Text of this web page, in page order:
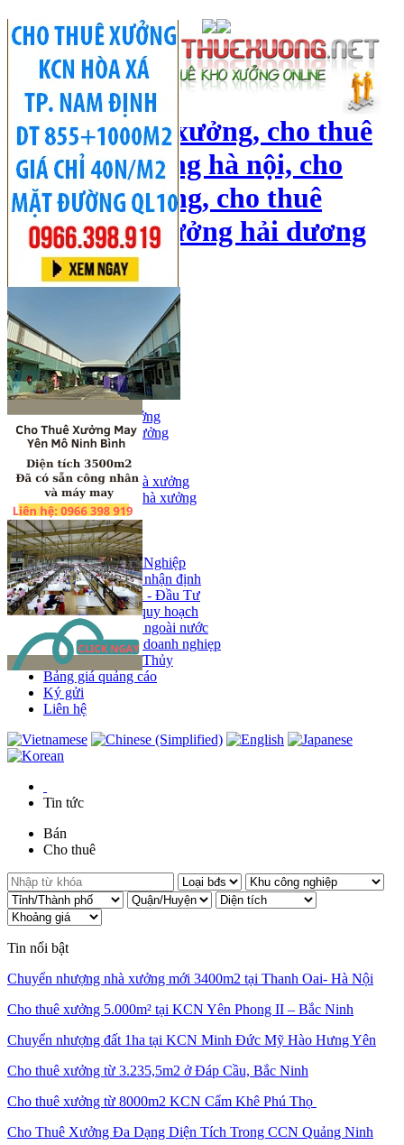
cho thuê kho xưởng, cho thuê
kho, kho xưởng hà nội, cho
thuê nhà xưởng, cho thuê
xưởng, kho xưởng hải dương
Hotline:0966 398 919
Đăng ký
Đăng tin bán/cho thuê
Trang chủ
Bán kho, nhà xưởng
Bán kho xưởng
Kho
Mặt bằng
Cho thuê kho, nhà xưởng
Cho thuê nhà xưởng
Kho
Mặt bằng
Tin tức
Khu Công Nghiệp
Phân tích - nhận định
Chính sách - Đầu Tư
Thông tin quy hoạch
Thị trường ngoài nước
Hoạt động doanh nghiẹp
Tin Phong Thủy
Bảng giá quảng cáo
Ký gửi
Liên hệ
Tin tức
Bán
Cho thuê
Tin nổi bật
Chuyển nhượng nhà xưởng mới 3400m2 tại Thanh Oai- Hà Nội
Cho thuê xưởng 5.000m² tại KCN Yên Phong II – Bắc Ninh
Chuyển nhượng đất 1ha tại KCN Minh Đức Mỹ Hào Hưng Yên
Cho thuê xưởng từ 3.235,5m2 ở Đáp Cầu, Bắc Ninh
Cho thuê xưởng từ 8000m2 KCN Cẩm Khê Phú Thọ
Cho Thuê Xưởng Đa Dạng Diện Tích Trong CCN Quảng Ninh